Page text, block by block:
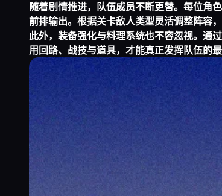
随着剧情推进，队伍成员不断更替。每位角
前排输出。根据关卡敌人类型灵活调整阵容
此外，装备强化与料理系统也不容忽视。通
用回路、战技与道具，才能真正发挥队伍的最